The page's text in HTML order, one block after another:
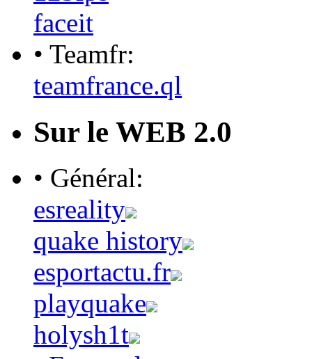
faceit
• Teamfr:
teamfrance.ql
Sur le WEB 2.0
• Général:
esreality
quake history
esportactu.fr
playquake
holysh1t